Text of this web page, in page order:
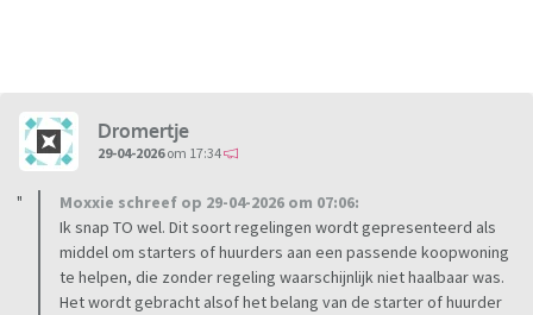
Dromertje
29-04-2026om 17:34
Moxxie schreef op 29-04-2026 om 07:06:
Ik snap TO wel. Dit soort regelingen wordt gepresenteerd als
middel om starters of huurders aan een passende koopwoning
te helpen, die zonder regeling waarschijnlijk niet haalbaar was.
Het wordt gebracht alsof het belang van de starter of huurder